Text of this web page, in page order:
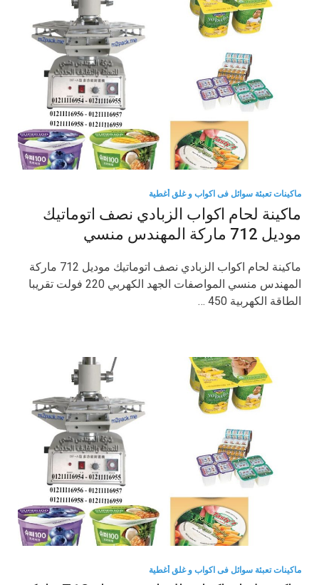
ماكينات تعبئة سوائل فى اكواب و غلق أغطية
ماكينة لحام اكواب الزبادي نصف اتوماتيك
موديل 712 ماركة المهندس منسي
ماكينة لحام اكواب الزبادي نصف اتوماتيك موديل 712 ماركة
المهندس منسي المواصفات الجهد الكهربي 220 فولت تقريبا
الطاقة الكهربية 450 …
ماكينات تعبئة سوائل فى اكواب و غلق أغطية